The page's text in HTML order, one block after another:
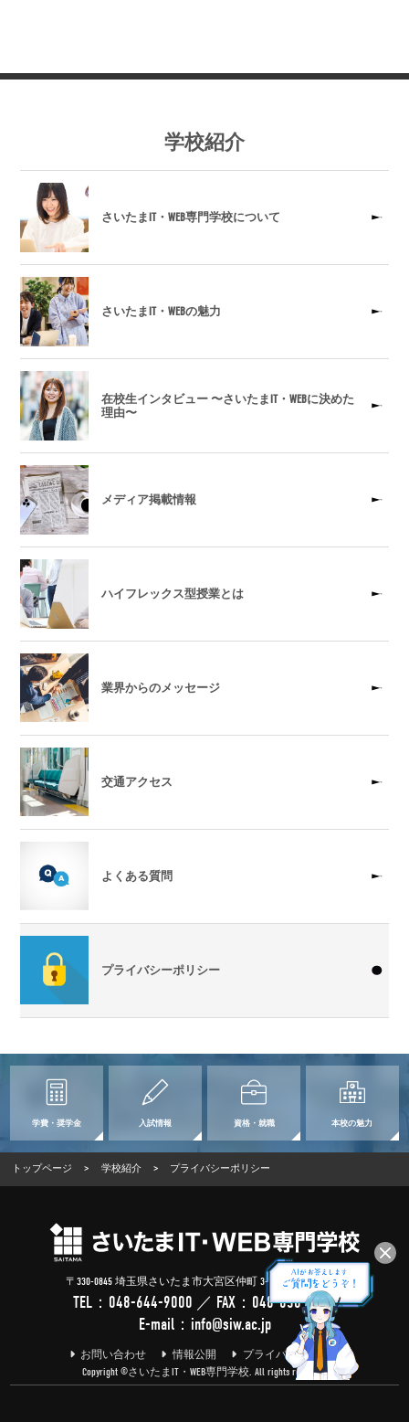
学校紹介
さいたまIT・WEB専門学校について
さいたまIT・WEBの魅力
在校生インタビュー 〜さいたまIT・WEBに決めた
理由〜
メディア掲載情報
ハイフレックス型授業とは
業界からのメッセージ
交通アクセス
よくある質問
プライバシーポリシー
学費・奨学金 入試情報 資格・就職 本校の魅力
トップページ > 学校紹介 > プライバシーポリシー
〒330-0845 埼玉県さいたま市大宮区仲町 3-100-2 (Google Map )
TEL： 048-644-9000 ／ FAX：048-650-1688
E-mail： info@siw.ac.jp
お問い合わせ 情報公開
プライバシーポリシー
Copyright ©さいたまIT・WEB専門学校. All rights reserved.